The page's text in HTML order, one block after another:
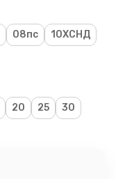
08пс
10ХСНД
20 25
30